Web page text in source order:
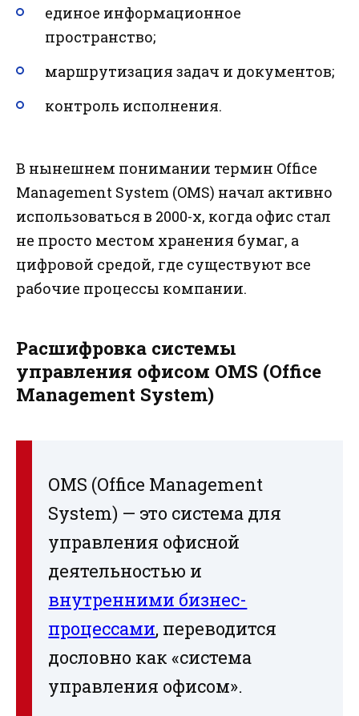
единое информационное
пространство;
маршрутизация задач и документов;
контроль исполнения.
В нынешнем понимании термин Office
Management System (OMS) начал активно
использоваться в 2000-х, когда офис стал
не просто местом хранения бумаг, а
цифровой средой, где существуют все
рабочие процессы компании.
Расшифровка системы
управления офисом OMS (Office
Management System)
OMS (Office Management
System) — это система для
управления офисной
деятельностью и
внутренними бизнес-
процессами, переводится
дословно как «система
управления офисом».